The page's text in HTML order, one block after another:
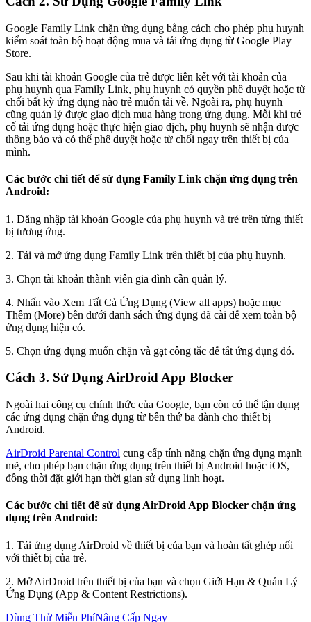
Google Family Link chặn ứng dụng bằng cách cho phép phụ huynh
kiểm soát toàn bộ hoạt động mua và tải ứng dụng từ Google Play
Store.
Sau khi tài khoản Google của trẻ được liên kết với tài khoản của
phụ huynh qua Family Link, phụ huynh có quyền phê duyệt hoặc từ
chối bất kỳ ứng dụng nào trẻ muốn tải về. Ngoài ra, phụ huynh
cũng quản lý được giao dịch mua hàng trong ứng dụng. Mỗi khi trẻ
cố tải ứng dụng hoặc thực hiện giao dịch, phụ huynh sẽ nhận được
thông báo và có thể phê duyệt hoặc từ chối ngay trên thiết bị của
mình.
Các bước chi tiết để sử dụng Family Link chặn ứng dụng trên
Android:
1. Đăng nhập tài khoản Google của phụ huynh và trẻ trên từng thiết
bị tương ứng.
2. Tải và mở ứng dụng Family Link trên thiết bị của phụ huynh.
3. Chọn tài khoản thành viên gia đình cần quản lý.
4. Nhấn vào Xem Tất Cả Ứng Dụng (View all apps) hoặc mục
Thêm (More) bên dưới danh sách ứng dụng đã cài để xem toàn bộ
ứng dụng hiện có.
5. Chọn ứng dụng muốn chặn và gạt công tắc để tắt ứng dụng đó.
Cách 3. Sử Dụng AirDroid App Blocker
Ngoài hai công cụ chính thức của Google, bạn còn có thể tận dụng
các ứng dụng chặn ứng dụng từ bên thứ ba dành cho thiết bị
Android.
AirDroid Parental Control cung cấp tính năng chặn ứng dụng mạnh
mẽ, cho phép bạn chặn ứng dụng trên thiết bị Android hoặc iOS,
đồng thời đặt giới hạn thời gian sử dụng linh hoạt.
Các bước chi tiết để sử dụng AirDroid App Blocker chặn ứng
dụng trên Android:
1. Tải ứng dụng AirDroid về thiết bị của bạn và hoàn tất ghép nối
với thiết bị của trẻ.
2. Mở AirDroid trên thiết bị của bạn và chọn Giới Hạn & Quản Lý
Ứng Dụng (App & Content Restrictions).
Dùng Thử Miễn PhíNâng Cấp Ngay